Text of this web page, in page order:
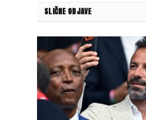
SLIČNE OBJAVE